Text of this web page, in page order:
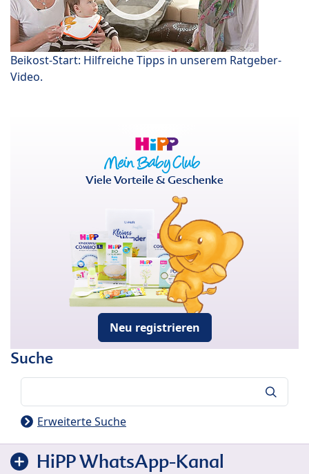
Beikost-Start: Hilfreiche Tipps in unserem Ratgeber-
Video.
Viele Vorteile & Geschenke
Neu registrieren
Suche
Erweiterte Suche
HiPP WhatsApp-Kanal